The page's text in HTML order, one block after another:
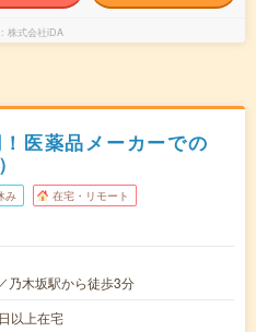
株式会社iDA
医薬品メーカーでの
み 在宅・リモート
乃木坂駅から徒歩3分
以上在宅